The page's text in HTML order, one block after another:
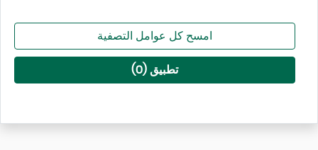
امسح كل عوامل التصفية
تطبيق (0
)